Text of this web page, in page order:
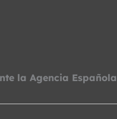
la Agencia Española